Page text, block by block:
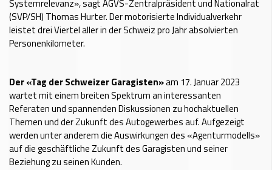
Systemrelevanz», sagt AGVS-Zentralpräsident und Nationalrat
(SVP/SH) Thomas Hurter. Der motorisierte Individualverkehr
leistet drei Viertel aller in der Schweiz pro Jahr absolvierten
Personenkilometer.
Der «Tag der Schweizer Garagisten»am 17. Januar 2023
wartet mit einem breiten Spektrum an interessanten
Referaten und spannenden Diskussionen zu hochaktuellen
Themen und der Zukunft des Autogewerbes auf. Aufgezeigt
werden unter anderem die Auswirkungen des «Agenturmodells»
auf die geschäftliche Zukunft des Garagisten und seiner
Beziehung zu seinen Kunden.